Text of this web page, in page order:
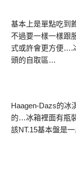
基本上是單點吃到
不過要一樣一樣跟
式或許會更方便….
頭的自取區…
Haagen-Dazs的冰
的…冰箱裡面有瓶
該NT.15基本盤是